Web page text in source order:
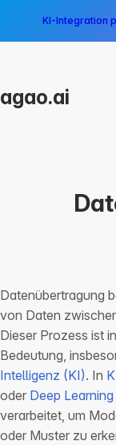
KI-Integration
agao.ai
Datenübertragung
von Daten
Dieser Prozess ist
Bedeutung,
Intelligenz (KI). In
oder Deep Learning
verarbeitet, um
oder Muster zu